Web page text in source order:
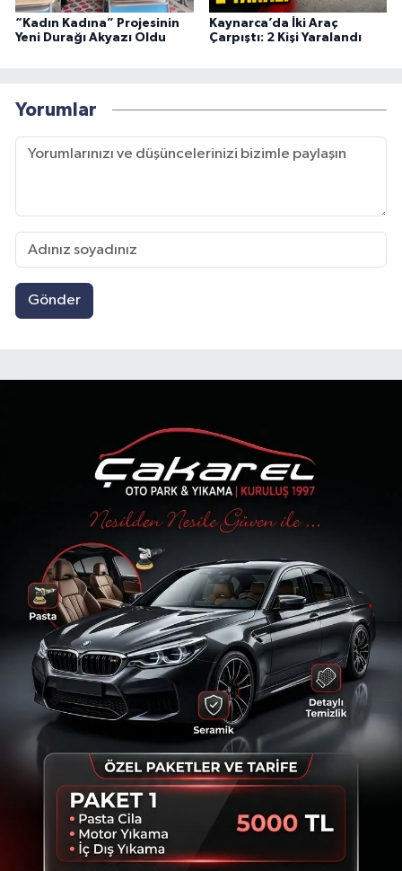
“Kadın Kadına” Projesinin
Yeni Durağı Akyazı Oldu
Kaynarca’da İki Araç
Çarpıştı: 2 Kişi Yaralandı
Yorumlar
Gönder